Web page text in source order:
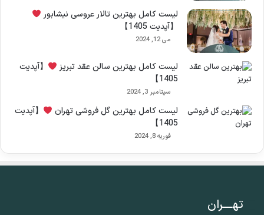
لیست کامل بهترین تالار عروسی نیشابور
【آپدیت 1405】
می 12, 2024
لیست کامل بهترین سالن عقد تبریز
【آپدیت
1405】
سپتامبر 3, 2024
لیست کامل بهترین گل فروشی تهران
【آپدیت
1405】
فوریه 8, 2024
تهــــران